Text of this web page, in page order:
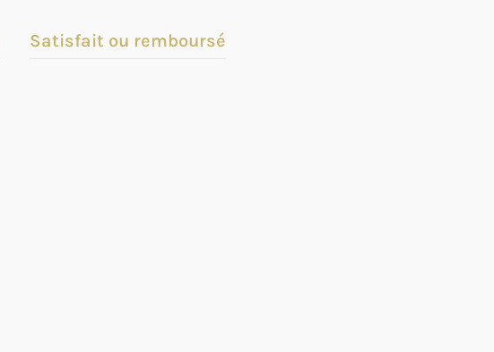
Satisfait ou remboursé